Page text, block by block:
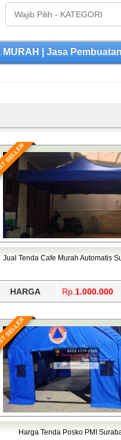
MURAH | Jasa
Jual Tenda Cafe Murah Automatis
HARGA Rp. 1.000.000
Harga Tenda Posko PMI